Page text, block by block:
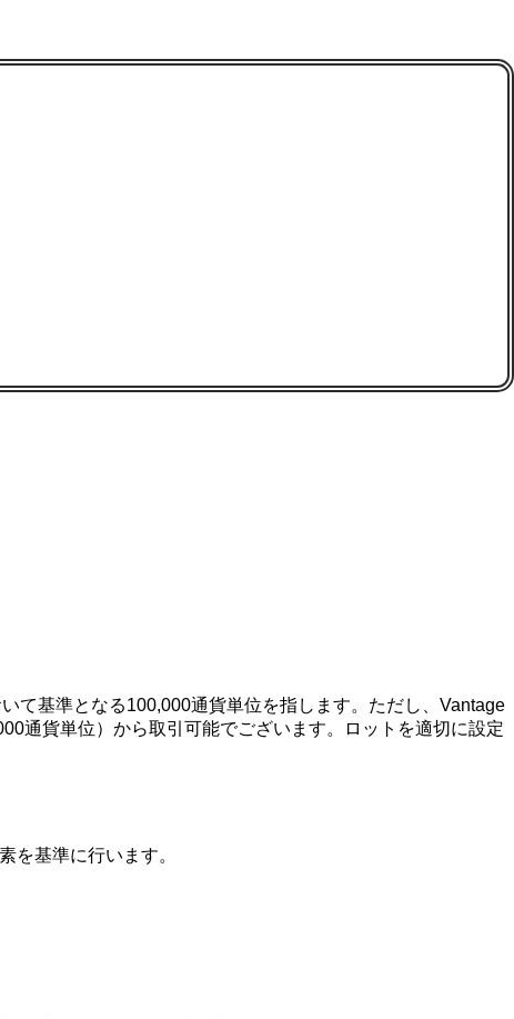
て基準となる100,000通貨単位を指します。ただし、Vantage
通貨単位）から取引可能でございます。ロットを適切に設定
を基準に行います。